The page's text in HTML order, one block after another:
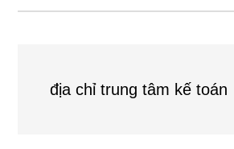
địa chỉ trung tâm kế toán